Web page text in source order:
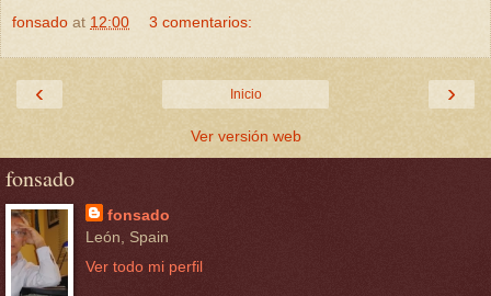
fonsado at 12:00 3 comentarios:
‹ ›
Inicio
Ver versión web
fonsado
fonsado
León, Spain
Ver todo mi perfil